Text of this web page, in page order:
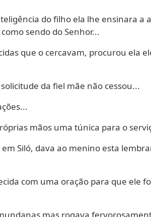
do filho ela lhe ensinara a
sendo do Senhor...
que o cercavam, procurou ela
da fiel mãe não cessou...
mãos uma túnica para o
Siló, dava ao menino esta
com uma oração para que ele
mas rogava